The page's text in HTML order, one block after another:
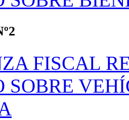
FISCAL
SOBRE